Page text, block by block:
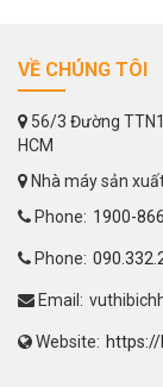
VỀ CHÚNG TÔI
56/3 Đường
HCM
Nhà máy sản
Phone: 1900-
Phone:
Email:
Website: https://